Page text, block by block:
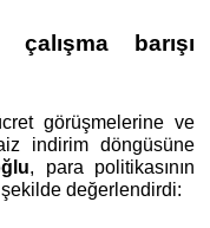
barışı
görüşmelerine ve
indirim döngüsüne
, para politikasının
değerlendirdi: